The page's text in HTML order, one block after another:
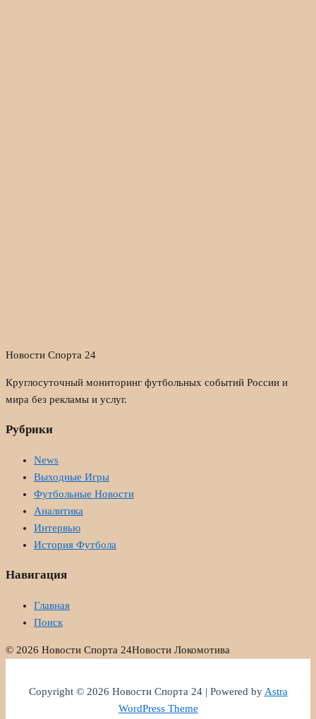
Новости Спорта 24
Круглосуточный мониторинг футбольных событий России и
мира без рекламы и услуг.
Рубрики
News
Выходные Игры
Футбольные Новости
Аналитика
Интервью
История Футбола
Навигация
Главная
Поиск
© 2026 Новости Спорта 24Новости Локомотива
Copyright © 2026 Новости Спорта 24 | Powered byAstra
WordPress Theme